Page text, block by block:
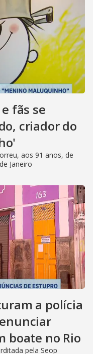
fãs se
criador do
aos 91 anos, de
Janeiro
a polícia
boate no Rio
pela Seop